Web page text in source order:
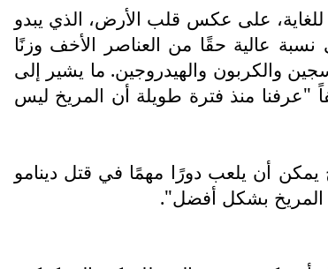
للغاية، على عكس قلب الأرض، الذي يبدو
عالية حقًا من العناصر الأخف وزنًا
والكربون والهيدروجين. ما يشير إلى
"عرفنا منذ فترة طويلة أن المريخ ليس
يمكن أن يلعب دورًا مهمًا في قتل دينامو
المريخ بشكل أفضل".